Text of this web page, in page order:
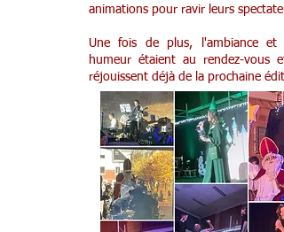
animations pour ravir leurs
Une fois de plus, l'ambiance et
humeur étaient au rendez-vous
réjouissent déjà de la prochaine